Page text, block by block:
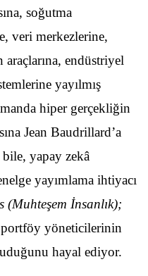
soğutma
veri merkezlerine,
endüstriyel
yayılmış
hiper gerçekliğin
Jean Baudrillard’a
yapay zekâ
yayımlama ihtiyacı
İnsanlık);
portföy yöneticilerinin
hayal ediyor.